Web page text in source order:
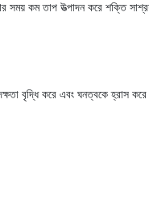
সময় কম তাপ উত্পাদন করে শক্তি
বৃদ্ধি করে এবং ঘনত্বকে হ্রাস